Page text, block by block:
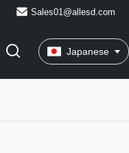
Sales01@allesd.com
Japanese